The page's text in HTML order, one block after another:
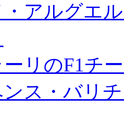
アルグエ
リのF1チ
ンス・バリ